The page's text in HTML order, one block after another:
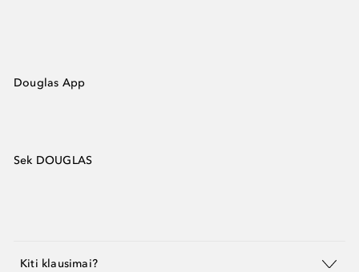
Douglas App
Sek DOUGLAS
Kiti klausimai?